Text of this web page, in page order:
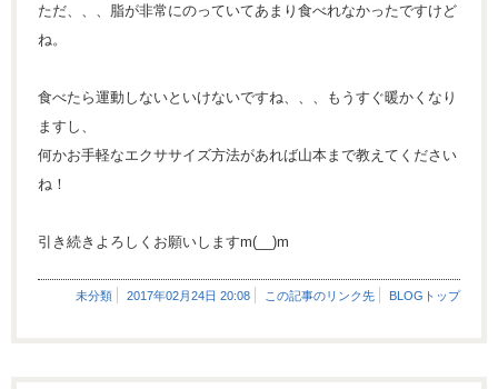
ただ、、、脂が非常にのっていてあまり食べれなかったですけど
ね。
食べたら運動しないといけないですね、、、もうすぐ暖かくなり
ますし、
何かお手軽なエクササイズ方法があれば山本まで教えてください
ね！
引き続きよろしくお願いしますm(__)m
未分類 2017年02月24日 20:08 この記事のリンク先 BLOGトップ